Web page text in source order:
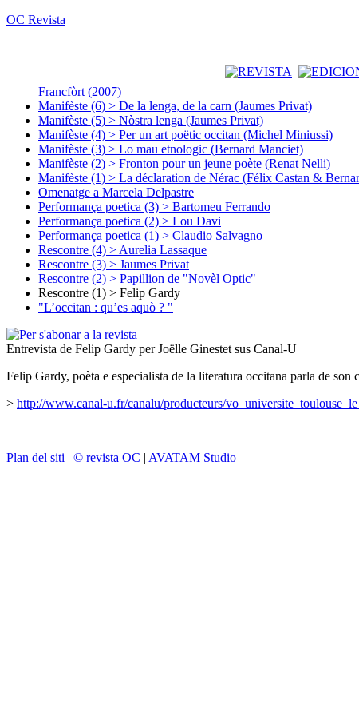
OC Revista
Francfòrt (2007)
Manifèste (6) > De la lenga, de la carn (Jaumes Privat)
Manifèste (5) > Nòstra lenga (Jaumes Privat)
Manifèste (4) > Per un art poëtic occitan (Michel Miniussi)
Manifèste (3) > Lo mau etnologic (Bernard Manciet)
Manifèste (2) > Fronton pour un jeune poète (Renat Nelli)
Manifèste (1) > La déclaration de Nérac (Félix Castan &
Omenatge a Marcela Delpastre
Performança poetica (3) > Bartomeu Ferrando
Performança poetica (2) > Lou Davi
Performança poetica (1) > Claudio Salvagno
Rescontre (4) > Aurelia Lassaque
Rescontre (3) > Jaumes Privat
Rescontre (2) > Papillion de "Novèl Optic"
Rescontre (1) > Felip Gardy
"L’occitan : qu’es aquò ? "
Entrevista de Felip Gardy per Joëlle Ginestet sus Canal-U
Felip Gardy, poèta e especialista de la literatura occitana parla de
> http://www.canal-u.fr/canalu/producteurs/
Plan del siti | © revista OC | AVATAM Studio